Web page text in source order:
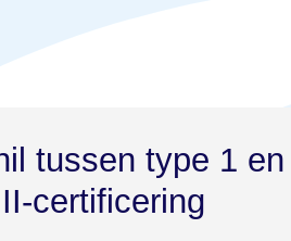
tussen type 1 en
certificering